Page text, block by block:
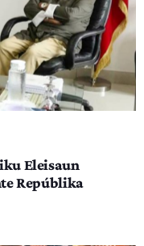
Eleisaun
Repúblika